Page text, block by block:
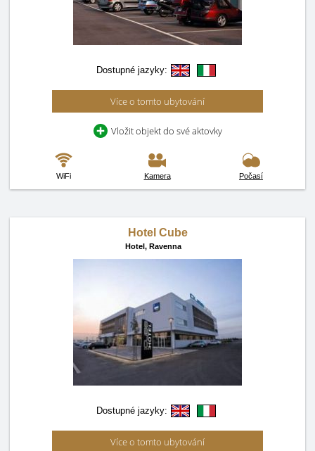
Dostupné jazyky:
Více o tomto ubytování
Vložit objekt do své aktovky
WiFi Kamera Počasí
Hotel Cube
Hotel, Ravenna
Dostupné jazyky:
Více o tomto ubytování